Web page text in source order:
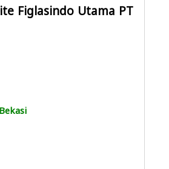
Figlasindo Utama PT
Bekasi